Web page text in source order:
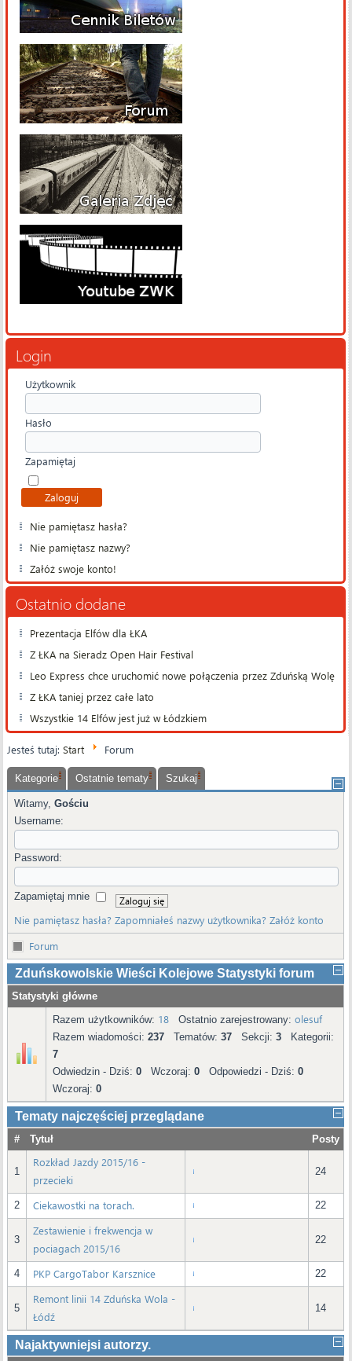
Login
Użytkownik
Hasło
Zapamiętaj
Nie pamiętasz hasła?
Nie pamiętasz nazwy?
Załóż swoje konto!
Ostatnio dodane
Prezentacja Elfów dla ŁKA
Z ŁKA na Sieradz Open Hair Festival
Leo Express chce uruchomić nowe połączenia przez Zduńską Wolę
Z ŁKA taniej przez całe lato
Wszystkie 14 Elfów jest już w Łódzkiem
Jesteś tutaj:Start Forum
Kategorie Ostatnie tematy Szukaj
Witamy,Gościu
Username:
Password:
Zapamiętaj mnie
Nie pamiętasz hasła? Zapomniałeś nazwy użytkownika? Załóż konto
Forum
Zduńskowolskie Wieści Kolejowe Statystyki forum
Statystyki główne
Razem użytkowników: 18 Ostatnio zarejestrowany: olesuf
Razem wiadomości:237 Tematów:37 Sekcji:3 Kategorii:
7
Odwiedzin - Dziś:0 Wczoraj:0 Odpowiedzi - Dziś:0
Wczoraj:0
Tematy najczęściej przeglądane
# Tytuł Posty
1
Rozkład Jazdy 2015/16 -
przecieki
24
2 Ciekawostki na torach. 22
3
Zestawienie i frekwencja w
pociagach 2015/16
22
4 PKP CargoTabor Karsznice 22
5
Remont linii 14 Zduńska Wola -
Łódź
14
Najaktywniejsi autorzy.